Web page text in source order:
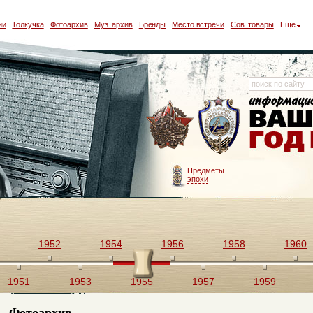
Толкучка Фотоархив Муз. архив Бренды Место встречи Сов. товары Еще
Предметы
эпохи
1951
1952
1953
1954
1955
1956
1957
1958
1959
1960